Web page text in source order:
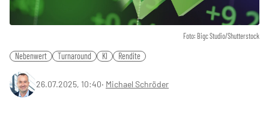
Foto: Bigc Studio/Shutterstock
Nebenwert Turnaround KI Rendite
26.07.2025, 10:40‧ Michael Schröder